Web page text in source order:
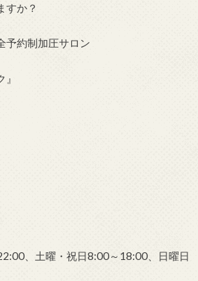
すか？
予約制加圧サロン
、土曜・祝日8:00～18:00、日曜日